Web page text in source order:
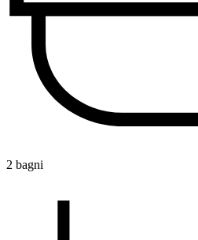
2 bagni